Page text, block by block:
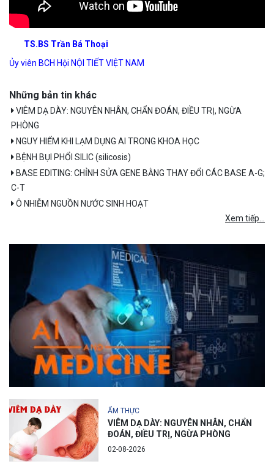
TS.BS Trần Bá Thoại
Ủy viên BCH Hội NỘI TIẾT VIỆT NAM
Những bản tin khác
VIÊM DẠ DÀY: NGUYÊN NHÂN, CHẨN ĐOÁN, ĐIỀU TRỊ, NGỪA
PHÒNG
NGUY HIỂM KHI LẠM DỤNG AI TRONG KHOA HỌC
BỆNH BỤI PHỔI SILIC (silicosis)
BASE EDITING: CHỈNH SỬA GENE BẰNG THAY ĐỔI CÁC BASE A-G;
C-T
Ô NHIỄM NGUỒN NƯỚC SINH HOẠT
Xem tiếp...
ẨM THỰC
VIÊM DẠ DÀY: NGUYÊN NHÂN, CHẨN
ĐOÁN, ĐIỀU TRỊ, NGỪA PHÒNG
02-08-2026